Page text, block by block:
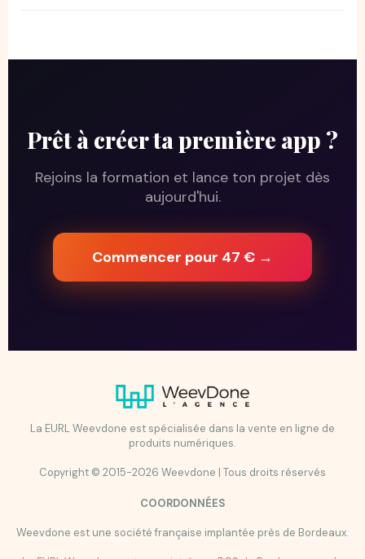
Prêt à créer ta première app ?
Rejoins la formation et lance ton projet dès
aujourd'hui.
Commencer pour 47 € →
La EURL Weevdone est spécialisée dans la vente en ligne de
produits numériques.
Copyright © 2015-2026 Weevdone | Tous droits réservés
COORDONNÉES
Weevdone est une société française implantée près de Bordeaux.